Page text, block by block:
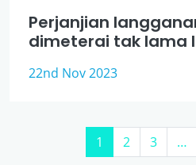
Perjanjian
dimeterai tak lama
22nd Nov 2023
1 2 3 …